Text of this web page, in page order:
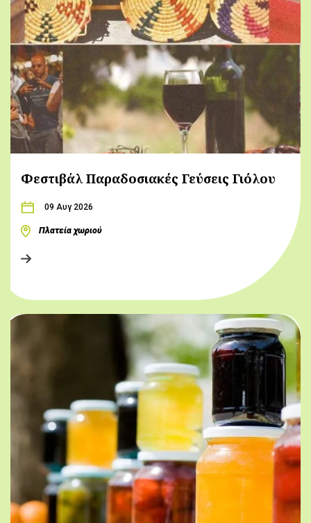
Φεστιβάλ Παραδοσιακές Γεύσεις Γιόλου
09 Αυγ 2026
Πλατεία χωριού